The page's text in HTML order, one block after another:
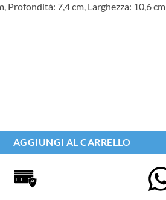
Profondità: 7,4 cm, Larghezza: 10,6 cm
AGGIUNGI AL CARRELLO